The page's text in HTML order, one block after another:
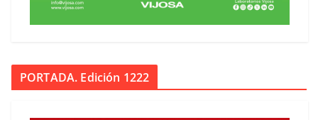
PORTADA. Edición 1222